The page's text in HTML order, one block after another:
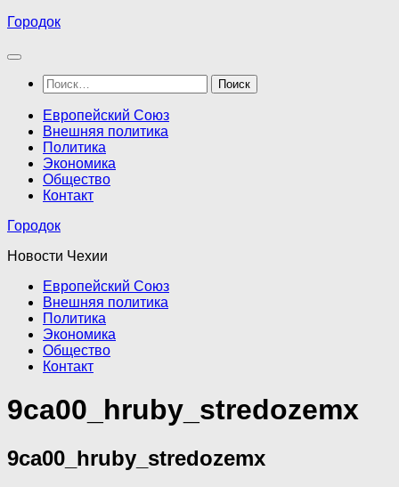
Перейти
содержимому
Городок
Найти:
Европейский Союз
Внешняя политика
Политика
Экономика
Общество
Контакт
Городок
Новости Чехии
Европейский Союз
Внешняя политика
Политика
Экономика
Общество
Контакт
9ca00_hruby_stredozemx
9ca00_hruby_stredozemx